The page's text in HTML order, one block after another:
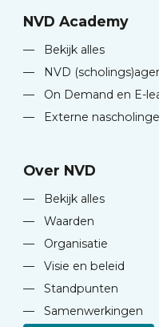
NVD Academy
—
Bekijk alles
—
NVD
—
On Demand en E-
—
Externe
Over NVD
—
Bekijk alles
—
Waarden
—
Organisatie
—
Visie en beleid
—
Standpunten
—
Samenwerkingen